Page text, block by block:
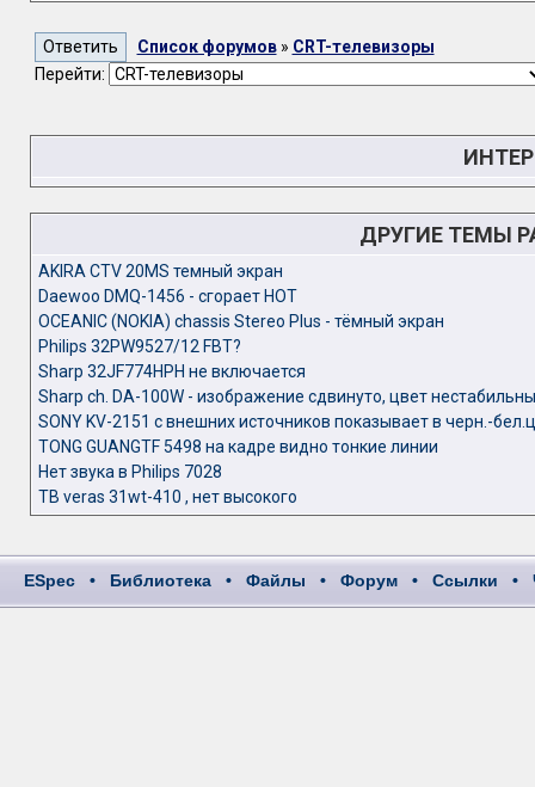
Список форумов» CRT-телевизоры
Перейти:
ДРУГИЕ ТЕМЫ
AKIRA CTV 20MS темный экран
Daewoo DMQ-1456 - сгорает HOT
OCEANIC (NOKIA) chassis Stereo Plus - тёмный экран
Philips 32PW9527/12 FBT?
Sharp 32JF774HPH не включается
Sharp ch. DA-100W - изображение сдвинуто, цвет
SONY KV-2151 с внешних источников показывает в черн.-
TONG GUANGTF 5498 на кадре видно тонкие линии
Нет звука в Philips 7028
ТВ veras 31wt-410 , нет высокого
ESpec • Библиотека • Файлы • Форум • Ссылки •